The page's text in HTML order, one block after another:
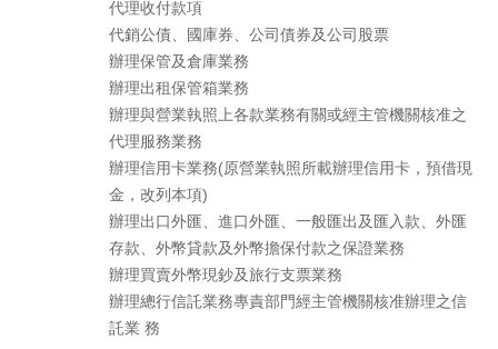
代理收付款項
代銷公債、國庫券、公司債券及公司股票
辦理保管及倉庫業務
辦理出租保管箱業務
辦理與營業執照上各款業務有關或經主管機關核准之
代理服務業務
辦理信用卡業務(原營業執照所載辦理信用卡，預借現
金，改列本項)
辦理出口外匯、進口外匯、一般匯出及匯入款、外匯
存款、外幣貸款及外幣擔保付款之保證業務
辦理買賣外幣現鈔及旅行支票業務
辦理總行信託業務專責部門經主管機關核准辦理之信
託業 務